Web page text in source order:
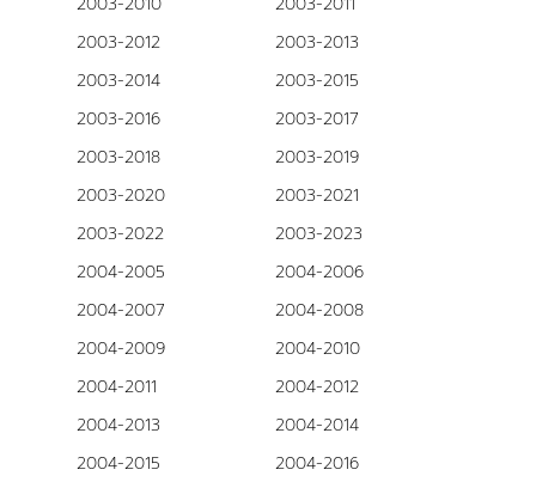
2003-2012
2003-2013
2003-2014
2003-2015
2003-2016
2003-2017
2003-2018
2003-2019
2003-2020
2003-2021
2003-2022
2003-2023
2004-2005
2004-2006
2004-2007
2004-2008
2004-2009
2004-2010
2004-2011
2004-2012
2004-2013
2004-2014
2004-2015
2004-2016